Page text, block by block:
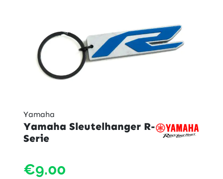
Yamaha
Yamaha Sleutelhanger R-
Serie
€9.00